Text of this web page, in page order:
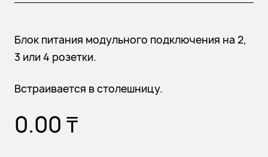
Блок питания модульного подключения на 2,
3 или 4 розетки.
Встраивается в столешницу.
0.00 ₸